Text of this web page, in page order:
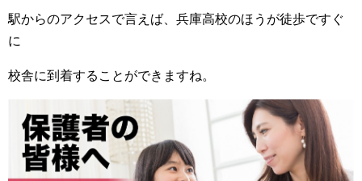
駅からのアクセスで言えば、兵庫高校のほうが徒歩ですぐ
に
校舎に到着することができますね。